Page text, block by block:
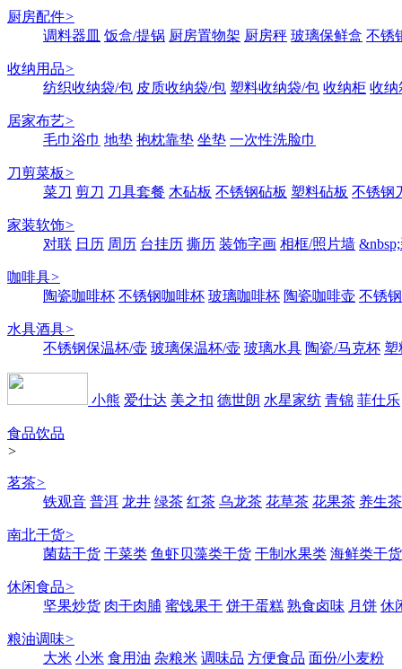
厨房配件>
调料器皿 饭盒/提锅 厨房置物架 厨房秤 玻璃保鲜盒 不锈
收纳用品>
纺织收纳袋/包 皮质收纳袋/包 塑料收纳袋/包 收纳柜 收纳
居家布艺>
毛巾浴巾 地垫 抱枕靠垫 坐垫 一次性洗脸巾
刀剪菜板>
菜刀 剪刀 刀具套餐 木砧板 不锈钢砧板 塑料砧板 不锈钢
家装软饰>
对联 日历 周历 台挂历 撕历 装饰字画 相框/照片墙
咖啡具>
陶瓷咖啡杯 不锈钢咖啡杯 玻璃咖啡杯 陶瓷咖啡壶 不锈
水具酒具>
不锈钢保温杯/壶 玻璃保温杯/壶 玻璃水具 陶瓷/马克杯 塑
小熊 爱仕达 美之扣 德世朗 水星家纺 青锦 菲仕乐
食品饮品
>
茗茶>
铁观音 普洱 龙井 绿茶 红茶 乌龙茶 花草茶 花果茶 养生茶
南北干货>
菌菇干货 干菜类 鱼虾贝藻类干货 干制水果类 海鲜类干货
休闲食品>
坚果炒货 肉干肉脯 蜜饯果干 饼干蛋糕 熟食卤味 月饼 休
粮油调味>
大米 小米 食用油 杂粮米 调味品 方便食品 面份/小麦粉